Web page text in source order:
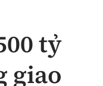
Chứng khoán
Bảo hiểm
tỷ
giao